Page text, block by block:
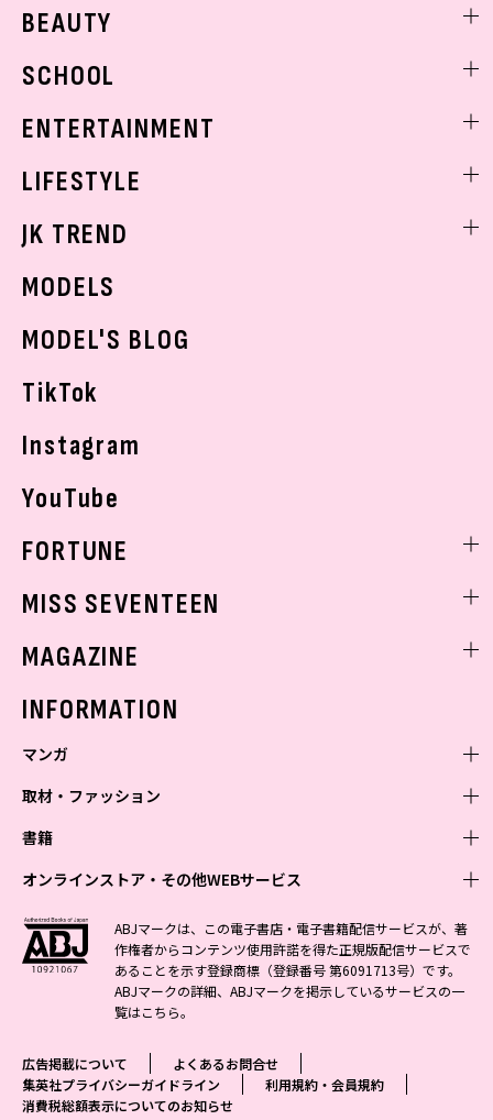
着回し
BEAUTY
ベストコスメ
ボディケア
SCHOOL
学校ヘアメイク
ENTERTAINMENT
K-POP
LIFESTYLE
モデルの購入品
おでかけ
JK TREND
MODELS
MODEL'S BLOG
TikTok
Instagram
YouTube
FORTUNE
MISS SEVENTEEN
MAGAZINE
INFORMATION
マンガ
少年マンガ
Vジャンプ
最強ジャンプ
少年ジャンプ+
ジャンプTOON
ジャンプルーキー！
S-MANGA
青年マンガ
ZEBRACK
S-MANGA
集英社ジャンプリミックス
週刊ヤングジャンプ
ヤングジャンプ定期購読デジタル
少女マンガ
ZEBRACK
S-MANGA
集英社コミック文庫
マーガレット
別冊マーガレット
女性マンガ
ジャンプTOON
集英社コミック文庫
マンガMee公式サイト
取材・ファッション
ファッション・美容
BAILA
MAQUIA
eclat
T JAPAN
芸能・情報・スポーツ
週プレNEWS
週プレ グラジャパ!
書籍
文芸・文庫・総合
小説すばる
集英社 文芸ステーション
web 集英社文庫
アジア人物史
学芸・ノンフィクション・新書
1日5分で、明日は変わる よみタイ yomitai
集英社学芸部 - 学芸・ノンフィクション
集英社ビジネス書
集英社新書プラス - 知の水先案内人
ライトノベル・ノベライズ
集英社オレンジ文庫
ダッシュエックス文庫公式サイト
集英社Webマガジン コバルト
集英社の児童図書 S-KIDS.LAND
オンラインストア・その他WEBサービス
オンラインストア
OTO
SHUEISHA MANGA-ART HERITAGE
ジャンプキャラクターズストア
HAPPY PLUS STORE
SHUEISHA VOX
その他WEBサービス
集英社アドナビ
ABJマークは、この電子書店・電子書籍配信サービスが、著
作権者からコンテンツ使用許諾を得た正規版配信サービスで
あることを示す登録商標（登録番号 第6091713号）です。
ABJマークの詳細、ABJマークを掲示しているサービスの一
覧はこちら。
広告掲載について
よくあるお問合せ
集英社プライバシーガイドライン
利用規約・会員規約
消費税総額表示についてのお知らせ